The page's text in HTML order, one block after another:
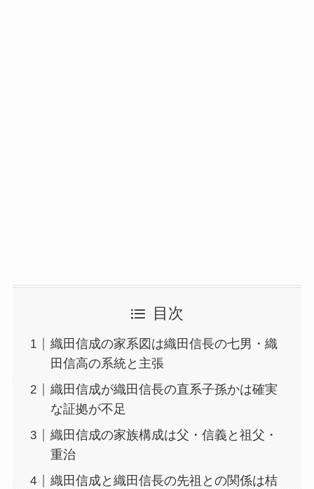
目次
織田信成の家系図は織田信長の七男・織
田信高の系統と主張
織田信成が織田信長の直系子孫かは確実
な証拠が不足
織田信成の家族構成は父・信義と祖父・
重治
織田信成と織田信長の先祖との関係は桔